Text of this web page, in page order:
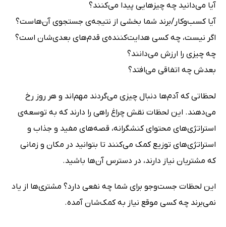
آیا می‌دانید چه چیزهایی پیدا می‌کنند؟
آیا کسب‌وکار/برند شما بخشی از نتیجه‌ی جستجوی آن‌ها‌ست؟
اگر نیست، چه کسی هدایت‌کننده‌ی قدم‌های بعدی‌شان است؟
چه چیزی را ارزش می‌دانند؟
بعدش چه اتفاقی می‌افتد؟
لحظاتی که آدم‌ها دنبال چیزی می‌گردند مهم‌اند و هر روز رخ
می‌دهند. این لحظات نقش چراغ‌ راهی را دارند که به توسعه‌ی
استراتژی‌های محتوای کنشگرانه، قصه‌های مفید و جذاب و
استراتژی‌های توزیع کمک می‌کنند تا بتوانید در مکان و زمانی
که مشتریان نیاز دارند، در دسترس آن‌ها باشید.
این لحظات جست‌و‌جو برای شما چه نفعی دارد؟ مشتری‌ها از یاد
نمی‌برند چه کسی موقع نیاز به کمک‌شان آمده.